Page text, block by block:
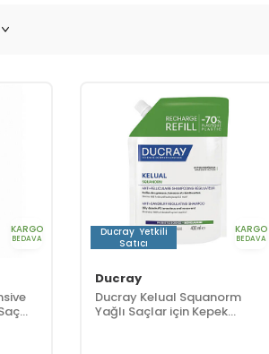
KARGO
BEDAVA
Ducray Yetkili
Satıcı
KARGO
BEDAVA
Ducray
Ducray Kelual Squanorm
Yağlı Saçlar için Kepek